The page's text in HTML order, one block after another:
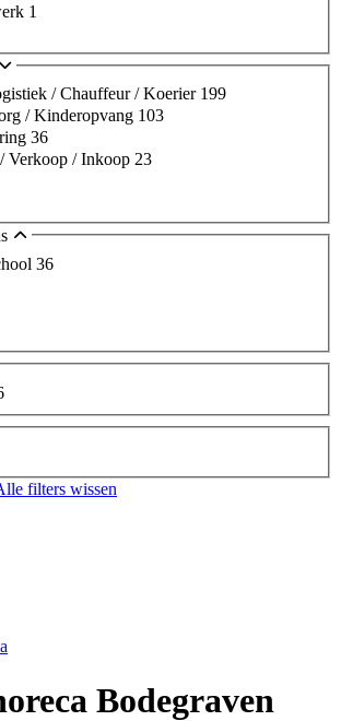
1
/ Chauffeur / Koerier 199
/ Kinderopvang 103
36
Verkoop / Inkoop 23
36
filters wissen
Bodegraven